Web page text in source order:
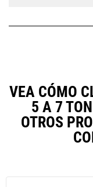
VEA CÓMO
5 A 7
OTROS